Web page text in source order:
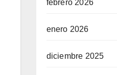
febrero 2026
enero 2026
diciembre 2025